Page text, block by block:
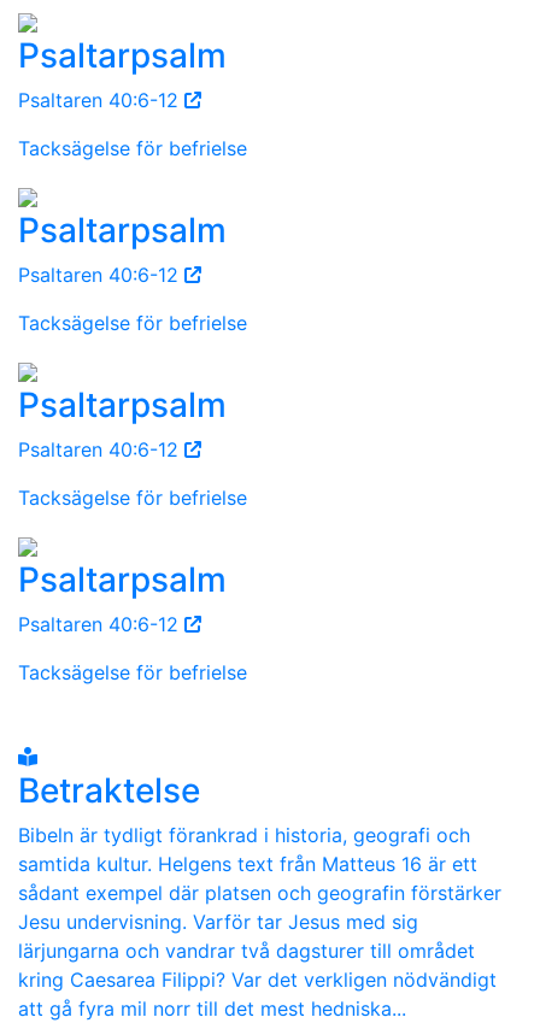
Psaltarpsalm
Psaltaren 40:6-12
Tacksägelse för befrielse
Psaltarpsalm
Psaltaren 40:6-12
Tacksägelse för befrielse
Psaltarpsalm
Psaltaren 40:6-12
Tacksägelse för befrielse
Psaltarpsalm
Psaltaren 40:6-12
Tacksägelse för befrielse
Betraktelse
Bibeln är tydligt förankrad i historia, geografi och
samtida kultur. Helgens text från Matteus 16 är ett
sådant exempel där platsen och geografin förstärker
Jesu undervisning. Varför tar Jesus med sig
lärjungarna och vandrar två dagsturer till området
kring Caesarea Filippi? Var det verkligen nödvändigt
att gå fyra mil norr till det mest hedniska...